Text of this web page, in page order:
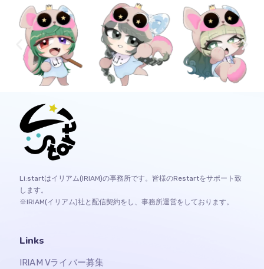
Li:startはイリアム(IRIAM)の事務所です。皆様のRestartをサポート致
します。
※IRIAM(イリアム)社と配信契約をし、事務所運営をしております。
Links
IRIAM Vライバー募集